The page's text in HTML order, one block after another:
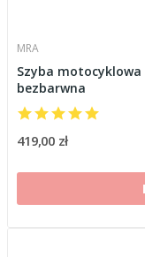
MRA
Szyba motocyklowa
bezbarwna
419,00 zł